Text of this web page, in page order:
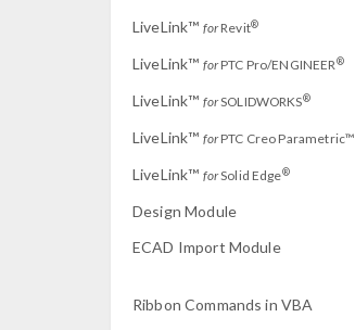
LiveLink™ forRevit®
LiveLink™ forPTC Pro/ENGINEER®
LiveLink™ forSOLIDWORKS®
LiveLink™ forPTC Creo Parametric™
LiveLink™ forSolid Edge®
Design Module
ECAD Import Module
Ribbon Commands in VBA